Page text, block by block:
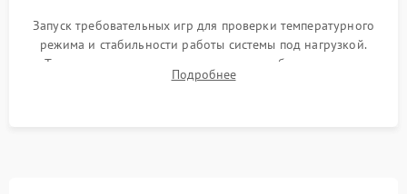
Запуск требовательных игр для проверки температурного
режима и стабильности работы системы под нагрузкой.
Тестирование привода, синхронизации беспроводных
геймпадов, выхода в сеть и выдачи изображения без
Подробнее